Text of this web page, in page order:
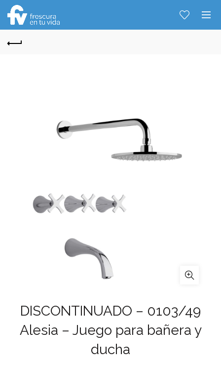
DISCONTINUADO – 0103/49
Alesia – Juego para bañera y
ducha
Solo tenes que decirme: Hola